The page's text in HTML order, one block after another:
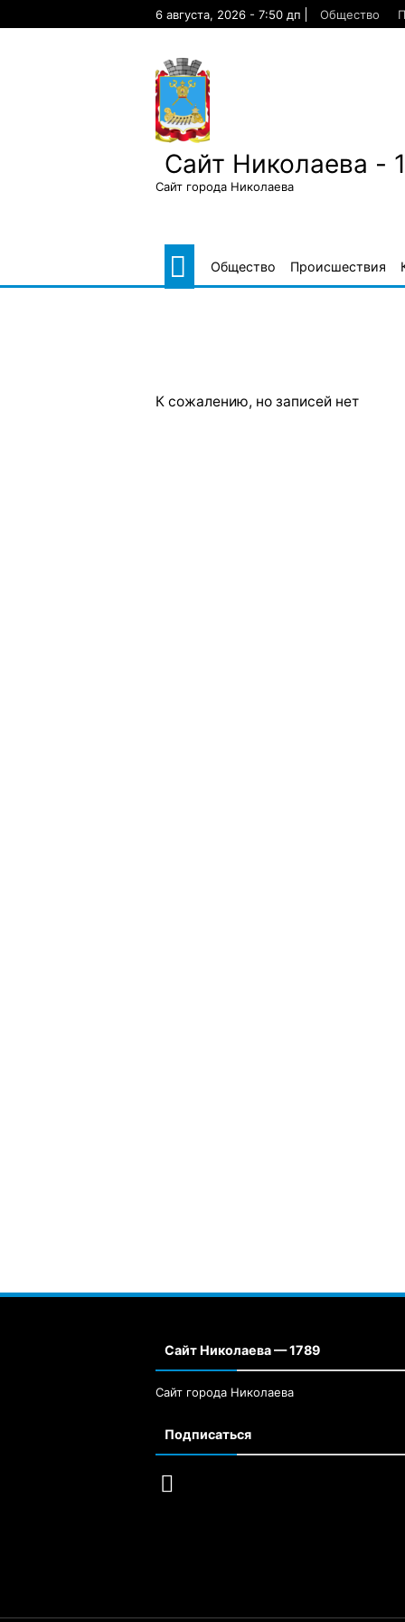
6 августа, 2026 - 7:50 дп Общество
Сайт Николаева -
Сайт города Николаева
Общество Происшествия
К сожалению, но записей нет
Сайт Николаева — 1789
Сайт города Николаева
Подписаться